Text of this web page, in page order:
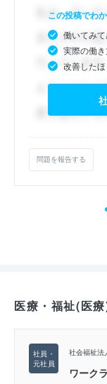
この投稿でわ
働いてみ
実際の働
改善した
問題を報告する
医療・福祉(医
社会福祉法
ワーク